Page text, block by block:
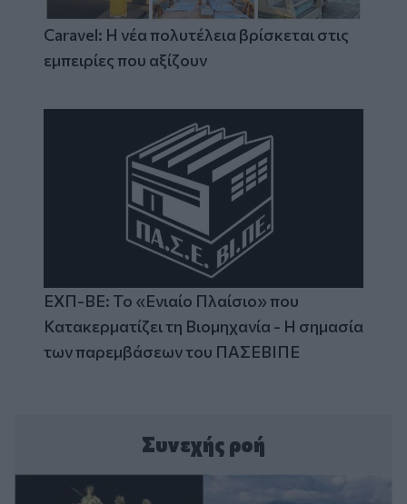
Caravel: Η νέα πολυτέλεια βρίσκεται στις
εμπειρίες που αξίζουν
ΕΧΠ-ΒΕ: Το «Ενιαίο Πλαίσιο» που
Κατακερματίζει τη Βιομηχανία - Η σημασία
των παρεμβάσεων του ΠΑΣΕΒΙΠΕ
Συνεχής ροή